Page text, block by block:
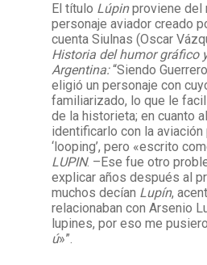
El título Lúpinproviene del
personaje aviador creado
cuenta Siulnas (Oscar
Historia del humor gráfico
Argentina:“Siendo
eligió un personaje con
familiarizado, lo que le
de la historieta; en cuanto
identificarlo con la aviación
‘looping’, pero «escrito
LUPIN. –Ese fue otro
explicar años después al
muchos decían Lupín,
relacionaban con Arsenio
lupines, por eso me
ú»”.